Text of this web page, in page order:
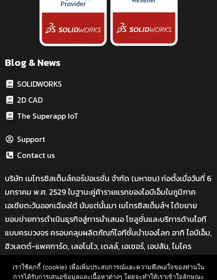
Blog & News
SOLIDWORKS
2D CAD
The Superapp IoT
Support
Contact us
บริษัท เมโทรซิสเต็มส์คอร์ปอเรชั่น จำกัด (มหาชน) ก่อตั้งเมื่อวันที่ 6
มกราคม พ.ศ. 2529 ในฐานะคู่ค้ารายแรกของไอบีเอ็มในภูมิภาค
เอเชียตะวันออกเฉียงใต้ นับแต่นั้นมา เมโทรซิสเต็มส์ฯ ได้ขยาย
ขอบข่ายการดำเนินธุรกิจสู่การนำเสนอ โซลูชั่นและบริการด้านไอที
แบบครบวงจร ครอบคลุมผลิตภัณฑ์ไอทีชั้นนำของโลก อาทิ ไอบีเอ็ม,
ฮิวเลตต์-แพคการ์ด, เลอโนโว, เดลล์, เอเซอร์, เอปสัน, ไมโคร
เราใช้คุกกี้ (cookie) เพื่อเพิ่มประสบการณ์และความพึงพอใจของท่านใน
การได้รับการเสนอข้อมูลและเนื้อหาต่างๆ โดยจะทำให้เราเข้าใจลักษณะ